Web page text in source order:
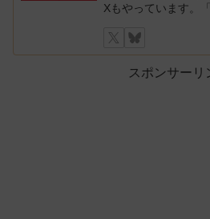
Xもやっています。
スポンサーリ